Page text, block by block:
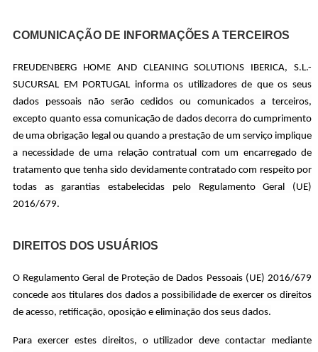
COMUNICAÇÃO DE INFORMAÇÕES A TERCEIROS
FREUDENBERG HOME AND CLEANING SOLUTIONS IBERICA, S.L.-
SUCURSAL EM PORTUGAL informa os utilizadores de que os seus
dados pessoais não serão cedidos ou comunicados a terceiros,
excepto quanto essa comunicação de dados decorra do cumprimento
de uma obrigação legal ou quando a prestação de um serviço implique
a necessidade de uma relação contratual com um encarregado de
tratamento que tenha sido devidamente contratado com respeito por
todas as garantias estabelecidas pelo Regulamento Geral (UE)
2016/679.
DIREITOS DOS USUÁRIOS
O Regulamento Geral de Proteção de Dados Pessoais (UE) 2016/679
concede aos titulares dos dados a possibilidade de exercer os direitos
de acesso, retificação, oposição e eliminação dos seus dados.
Para exercer estes direitos, o utilizador deve contactar mediante